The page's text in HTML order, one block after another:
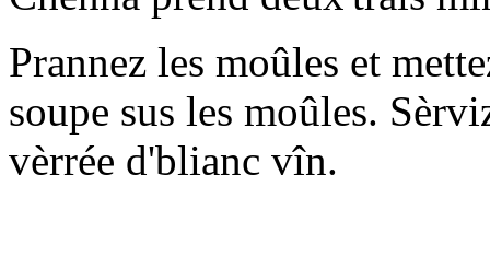
Prannez les moûles et
soupe sus les moûles.
vèrrée d'blianc vîn.